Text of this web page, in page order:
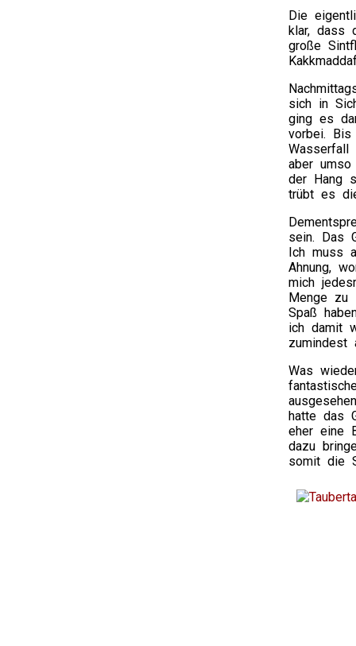
Die
klar, dass
große
sich in
ging es
vorbei.
aber umso
der Hang
trübt es
sein. Das
Ich muss
Ahnung,
mich
Menge zu
Spaß
ich damit
zumindest
Was
hatte das
eher eine
dazu
somit die